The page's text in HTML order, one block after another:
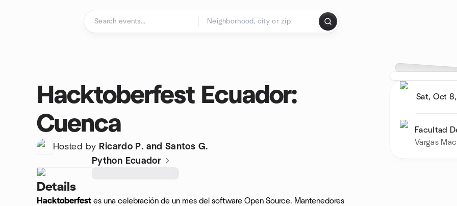
Sat, Oct
Facultad
Vargas
Hacktoberfest Ecuador:
Cuenca
Hosted by Ricardo P. and Santos G.
Python Ecuador
Details
Hacktoberfest es una celebración de un mes del software Open Source. Mantenedores